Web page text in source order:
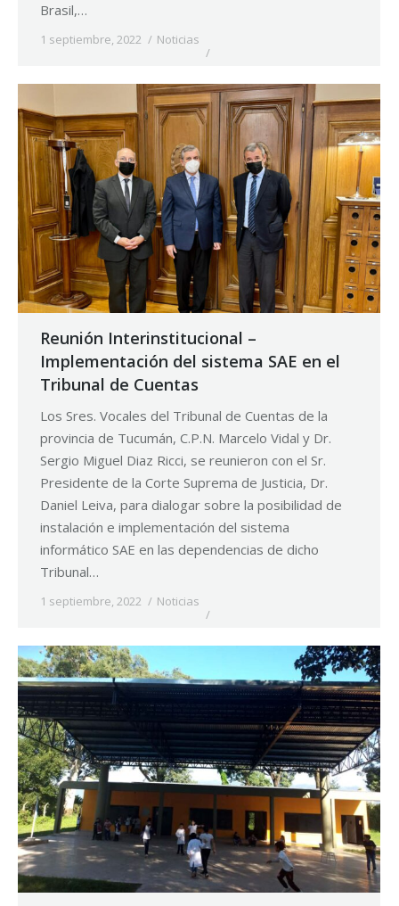
Brasil,…
1 septiembre, 2022 Noticias
Reunión Interinstitucional –
Implementación del sistema SAE en el
Tribunal de Cuentas
Los Sres. Vocales del Tribunal de Cuentas de la
provincia de Tucumán, C.P.N. Marcelo Vidal y Dr.
Sergio Miguel Diaz Ricci, se reunieron con el Sr.
Presidente de la Corte Suprema de Justicia, Dr.
Daniel Leiva, para dialogar sobre la posibilidad de
instalación e implementación del sistema
informático SAE en las dependencias de dicho
Tribunal…
1 septiembre, 2022 Noticias